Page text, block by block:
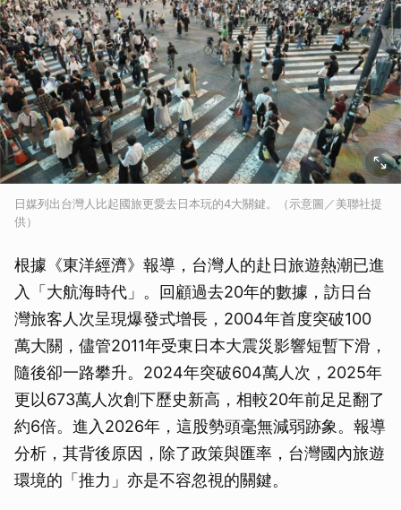
日媒列出台灣人比起國旅更愛去日本玩的4大關鍵。（示意圖／美聯社提
供）
根據《東洋經濟》報導，台灣人的赴日旅遊熱潮已進
入「大航海時代」。回顧過去20年的數據，訪日台
灣旅客人次呈現爆發式增長，2004年首度突破100
萬大關，儘管2011年受東日本大震災影響短暫下滑，
隨後卻一路攀升。2024年突破604萬人次，2025年
更以673萬人次創下歷史新高，相較20年前足足翻了
約6倍。進入2026年，這股勢頭毫無減弱跡象。報導
分析，其背後原因，除了政策與匯率，台灣國內旅遊
環境的「推力」亦是不容忽視的關鍵。